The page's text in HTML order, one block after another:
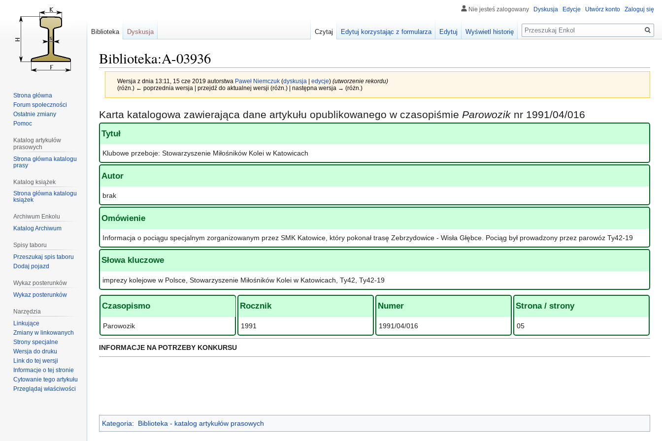
Biblioteka:A-03936
Wersja z dnia 13:11, 15 cze 2019 autorstwa Paweł Niemczuk (dyskusja edycje) (utworzenie rekordu)
(różn.) ← poprzednia wersja | przejdź do aktualnej wersji (różn.) | następna wersja → (różn.)
Przejdź
do
nawigacji
Przejdź
do
wyszukiwania
Karta katalogowa zawierająca dane artykułu opublikowanego w czasopiśmie Parowozik nr 1991/04/016
Tytuł
Klubowe przeboje: Stowarzyszenie Miłośników Kolei w Katowicach
Autor
brak
Omówienie
Informacja o pociągu specjalnym zorganizowanym przez SMK Katowice, który pokonał trasę Zebrzydowice - Wisła Głębce. Pociąg był prowadzony przez parowóz Ty42-19
Słowa kluczowe
imprezy kolejowe w Polsce, Stowarzyszenie Miłośników Kolei w Katowicach, Ty42, Ty42-19
Czasopismo
Parowozik
Rocznik
1991
Numer
1991/04/016
Strona / strony
05
INFORMACJE NA POTRZEBY KONKURSU
Kategoria: Biblioteka - katalog artykułów prasowych
Nie jesteś zalogowany Dyskusja Edycje Utwórz konto Zaloguj się
Biblioteka Dyskusja Czytaj Edytuj korzystając z formularza Edytuj Wyświetl historię
Szukaj
Strona główna
Forum społeczności
Ostatnie zmiany
Pomoc
Katalog artykułów
prasowych
Strona główna katalogu
prasy
Katalog książek
Strona główna katalogu
książek
Archiwum Enkolu
Katalog Archiwum
Spisy taboru
Przeszukaj spis taboru
Dodaj pojazd
Wykaz posterunków
Wykaz posterunków
Narzędzia
Linkujące
Zmiany w linkowanych
Strony specjalne
Wersja do druku
Link do tej wersji
Informacje o tej stronie
Cytowanie tego artykułu
Przeglądaj właściwości